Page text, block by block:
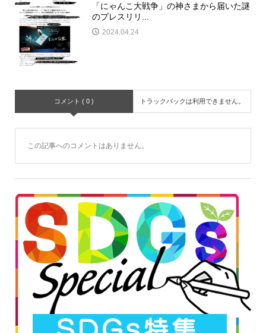
「にゃんこ大戦争」の神さまから届いた謎
のプレスリリ...
2024.04.24
コメント ( 0 ) トラックバックは利用できません。
この記事へのコメントはありません。